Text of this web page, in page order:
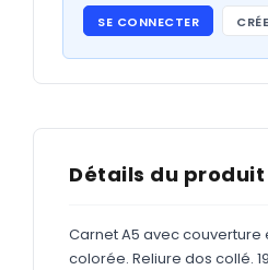
Abribus
ADHÉSIFS
SE CONNECTER
Détails du produit
Carnet A5 avec couverture
colorée. Reliure dos collé.